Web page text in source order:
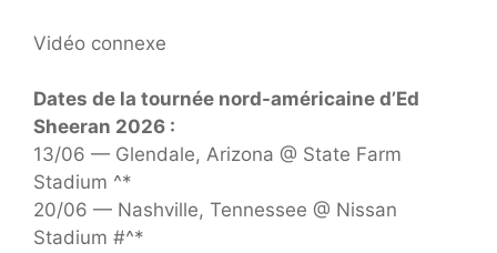
Vidéo connexe
Dates de la tournée nord-américaine d’Ed
Sheeran 2026 :
13/06 — Glendale, Arizona @ State Farm
Stadium ^*
20/06 — Nashville, Tennessee @ Nissan
Stadium #^*